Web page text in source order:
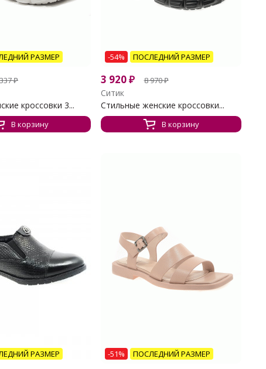
РАЗМЕР
₽
кроссовки 3...
В корзину
-54% ПОСЛЕДНИЙ РАЗМЕР
3 920₽ 8 970₽
Ситик
Стильные женские кроссовки...
В корзину
РАЗМЕР -51% ПОСЛЕДНИЙ РАЗМЕР